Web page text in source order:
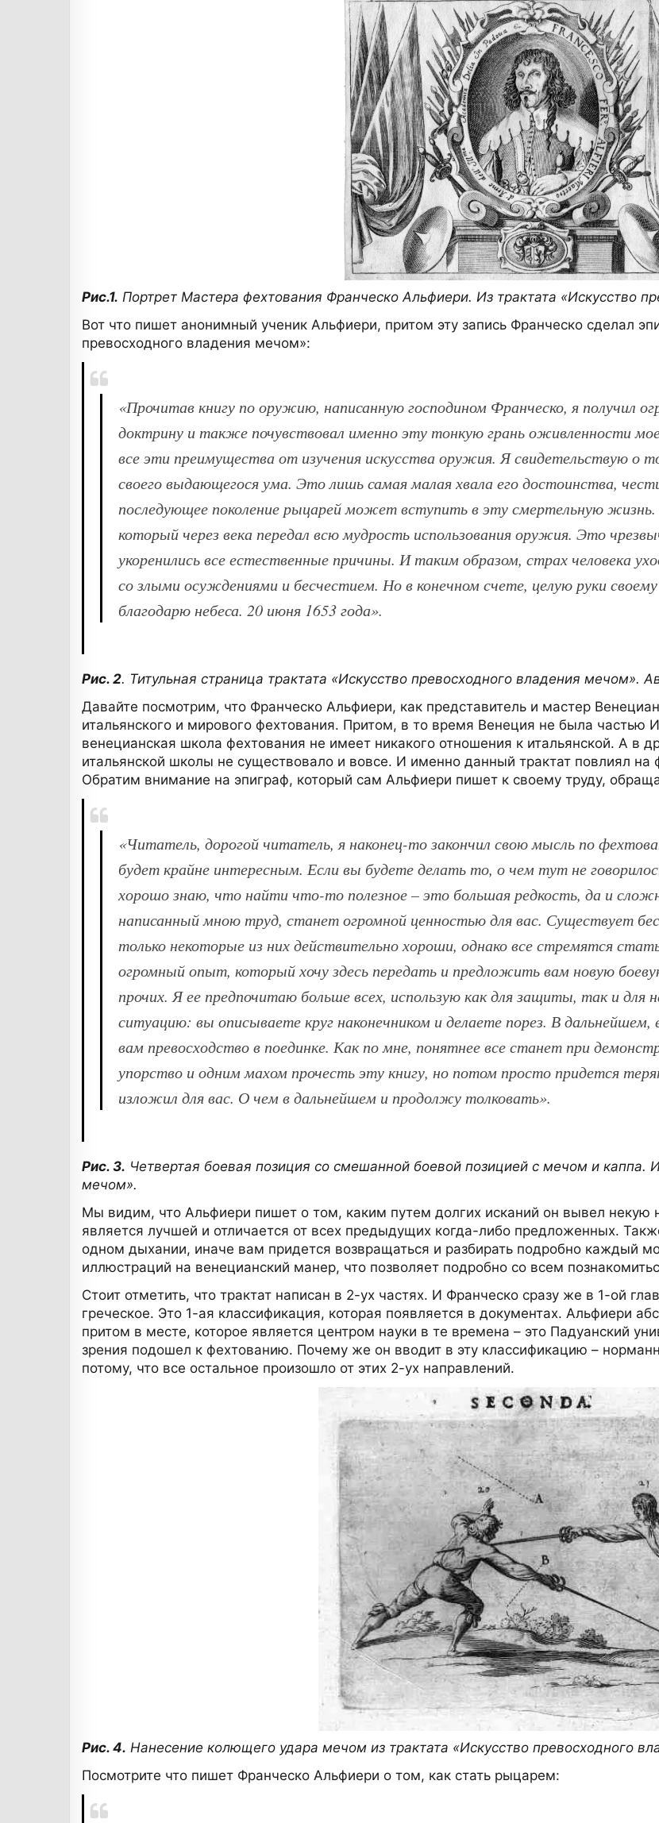
Рис.1. Портрет Мастера фехтования Франческо Альфиери. Из трактата «Искусство
Вот что пишет анонимный ученик Альфиери, притом эту запись Франческо сделал
превосходного владения мечом»:
«Прочитав книгу по оружию, написанную господином Франческо, я получил
доктрину и также почувствовал именно эту тонкую грань оживленности
все эти преимущества от изучения искусства оружия. Я свидетельствую о
своего выдающегося ума. Это лишь самая малая хвала его достоинства,
последующее поколение рыцарей может вступить в эту смертельную
который через века передал всю мудрость использования оружия. Это
укоренились все естественные причины. И таким образом, страх человека
со злыми осуждениями и бесчестием. Но в конечном счете, целую руки
благодарю небеса. 20 июня 1653 года».
Рис. 2. Титульная страница трактата «Искусство превосходного владения мечом».
Давайте посмотрим, что Франческо Альфиери, как представитель и мастер
итальянского и мирового фехтования. Притом, в то время Венеция не была частью
венецианская школа фехтования не имеет никакого отношения к итальянской. А в
итальянской школы не существовало и вовсе. И именно данный трактат повлиял
Обратим внимание на эпиграф, который сам Альфиери пишет к своему труду,
«Читатель, дорогой читатель, я наконец-то закончил свою мысль по
будет крайне интересным. Если вы будете делать то, о чем тут не
хорошо знаю, что найти что-то полезное – это большая редкость, да и
написанный мною труд, станет огромной ценностью для вас. Существует
только некоторые из них действительно хороши, однако все стремятся
огромный опыт, который хочу здесь передать и предложить вам новую
прочих. Я ее предпочитаю больше всех, использую как для защиты, так и для
ситуацию: вы описываете круг наконечником и делаете порез. В дальнейшем,
вам превосходство в поединке. Как по мне, понятнее все станет при
упорство и одним махом прочесть эту книгу, но потом просто придется
изложил для вас. О чем в дальнейшем и продолжу толковать».
Рис. 3. Четвертая боевая позиция со смешанной боевой позицией с мечом и каппа.
мечом».
Мы видим, что Альфиери пишет о том, каким путем долгих исканий он вывел некую
является лучшей и отличается от всех предыдущих когда-либо предложенных.
одном дыхании, иначе вам придется возвращаться и разбирать подробно каждый
иллюстраций на венецианский манер, что позволяет подробно со всем
Стоит отметить, что трактат написан в 2-ух частях. И Франческо сразу же в 1-ой
греческое. Это 1-ая классификация, которая появляется в документах. Альфиери
притом в месте, которое является центром науки в те времена – это Падуанский
зрения подошел к фехтованию. Почему же он вводит в эту классификацию –
потому, что все остальное произошло от этих 2-ух направлений.
Рис. 4. Нанесение колющего удара мечом из трактата «Искусство превосходного
Посмотрите что пишет Франческо Альфиери о том, как стать рыцарем: